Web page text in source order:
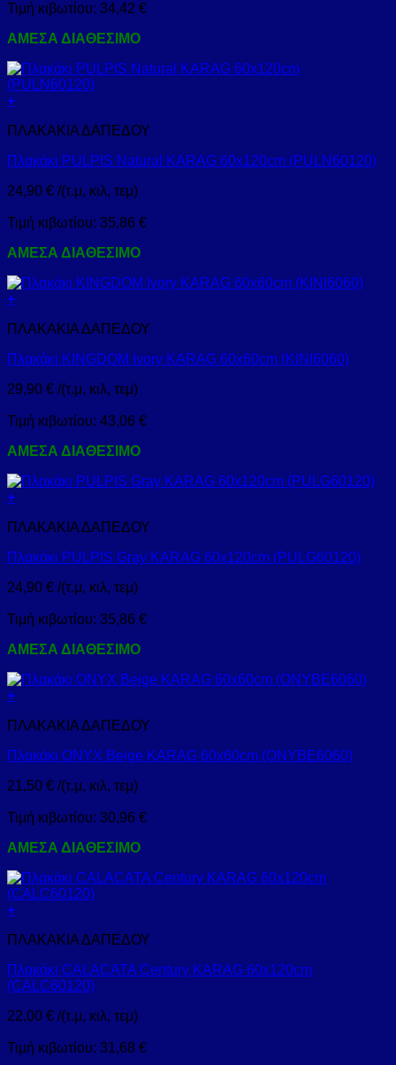
Τιμή κιβωτίου: 34,42 €
ΑΜΕΣΑ ΔΙΑΘΕΣΙΜΟ
+
ΠΛΑΚΑΚΙΑ ΔΑΠΕΔΟΥ
Πλακάκι PULPIS Natural KARAG 60x120cm (PULN60120)
24,90 € /(τ.μ, κιλ, τεμ)
Τιμή κιβωτίου: 35,86 €
ΑΜΕΣΑ ΔΙΑΘΕΣΙΜΟ
+
ΠΛΑΚΑΚΙΑ ΔΑΠΕΔΟΥ
Πλακάκι KINGDOM Ivory KARAG 60x60cm (KINI6060)
29,90 € /(τ.μ, κιλ, τεμ)
Τιμή κιβωτίου: 43,06 €
ΑΜΕΣΑ ΔΙΑΘΕΣΙΜΟ
+
ΠΛΑΚΑΚΙΑ ΔΑΠΕΔΟΥ
Πλακάκι PULPIS Gray KARAG 60x120cm (PULG60120)
24,90 € /(τ.μ, κιλ, τεμ)
Τιμή κιβωτίου: 35,86 €
ΑΜΕΣΑ ΔΙΑΘΕΣΙΜΟ
+
ΠΛΑΚΑΚΙΑ ΔΑΠΕΔΟΥ
Πλακάκι ONYX Beige KARAG 60x60cm (ONYBE6060)
21,50 € /(τ.μ, κιλ, τεμ)
Τιμή κιβωτίου: 30,96 €
ΑΜΕΣΑ ΔΙΑΘΕΣΙΜΟ
+
ΠΛΑΚΑΚΙΑ ΔΑΠΕΔΟΥ
Πλακάκι CALACATA Century KARAG 60x120cm
(CALC60120)
22,00 € /(τ.μ, κιλ, τεμ)
Τιμή κιβωτίου: 31,68 €